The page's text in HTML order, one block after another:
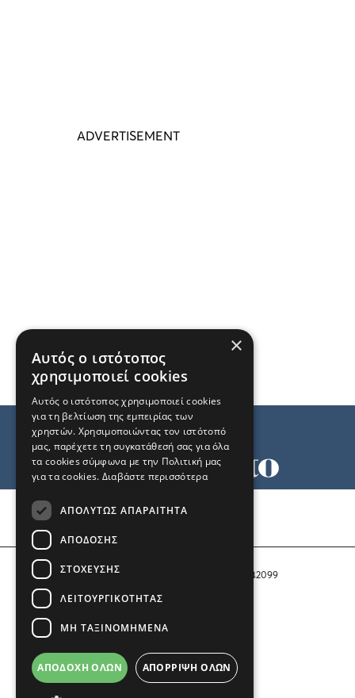
Αριθμός Πιστοποίησης Μ.Η.Τ. 242099
COPYRIGHT © 2026 Το Μανιφέστο
×
Αυτός ο ιστότοπος
χρησιμοποιεί cookies
Αυτός ο ιστότοπος χρησιμοποιεί cookies
για τη βελτίωση της εμπειρίας των
χρηστών. Χρησιμοποιώντας τον ιστότοπό
μας, παρέχετε τη συγκατάθεσή σας για όλα
τα cookies σύμφωνα με την Πολιτική μας
για τα cookies. Διαβάστε περισσότερα
ΑΠΟΛΎΤΩΣ ΑΠΑΡΑΊΤΗΤΑ
ΑΠΌΔΟΣΗΣ
ΣΤΌΧΕΥΣΗΣ
ΛΕΙΤΟΥΡΓΙΚΌΤΗΤΑΣ
ΜΗ ΤΑΞΙΝΟΜΗΜΈΝΑ
ΑΠΟΔΟΧΉ ΌΛΩΝ ΑΠΌΡΡΙΨΗ ΌΛΩΝ